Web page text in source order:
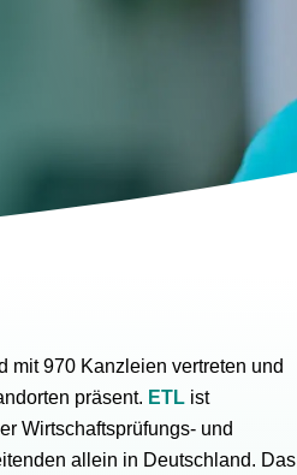
mit 970 Kanzleien vertreten und
präsent. ETL ist
Wirtschaftsprüfungs- und
allein in Deutschland. Das